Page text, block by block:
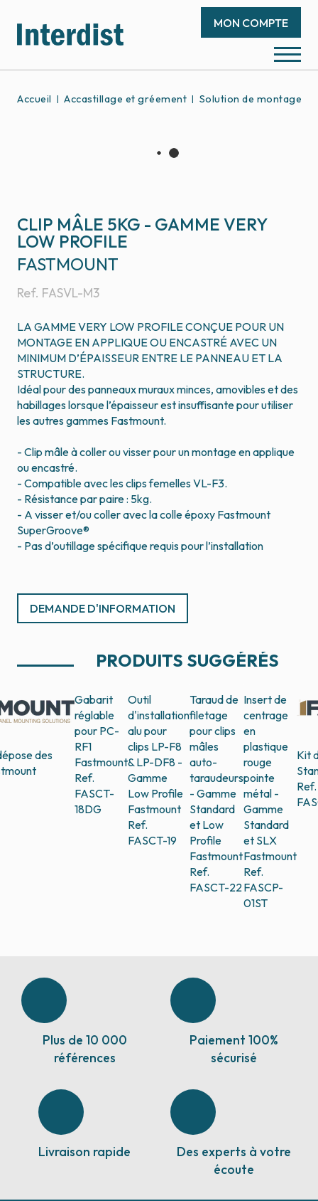
MON COMPTE
Accueil Accastillage et gréement Solution de montage
CLIP MÂLE 5KG - GAMME VERY
LOW PROFILE
Ref. FASVL-M3
FASTMOUNT
LA GAMME VERY LOW PROFILE CONÇUE POUR UN
MONTAGE EN APPLIQUE OU ENCASTRÉ AVEC UN
MINIMUM D’ÉPAISSEUR ENTRE LE PANNEAU ET LA
STRUCTURE.
Idéal pour des panneaux muraux minces, amovibles et des
habillages lorsque l’épaisseur est insuffisante pour utiliser
les autres gammes Fastmount.
- Clip mâle à coller ou visser pour un montage en applique
ou encastré.
- Compatible avec les clips femelles VL-F3.
- Résistance par paire : 5kg.
- A visser et/ou coller avec la colle époxy Fastmount
SuperGroove®
- Pas d’outillage spécifique requis pour l’installation
DEMANDE D'INFORMATION
PRODUITS SUGGÉRÉS
des
Gabarit
réglable
pour PC-
RF1
Fastmount
Ref.
FASCT-
18DG
Outil
d'installation
alu pour
clips LP-F8
& LP-DF8 -
Gamme
Low Profile
Fastmount
Ref.
FASCT-19
Taraud de
filetage
pour clips
mâles
auto-
taraudeurs
- Gamme
Standard
et Low
Profile
Fastmount
Ref.
FASCT-22
Insert de
centrage
en
plastique
rouge
pointe
métal -
Gamme
Standard
et SLX
Fastmount
Ref.
FASCP-
01ST
Kit
Ref.
Plus de 10 000
références
Paiement 100%
sécurisé
Livraison rapide
Des experts à votre
écoute